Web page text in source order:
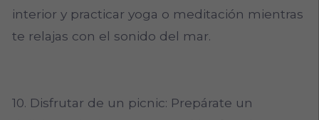
interior y practicar yoga o meditación mientras
te relajas con el sonido del mar.
10. Disfrutar de un picnic: Prepárate un